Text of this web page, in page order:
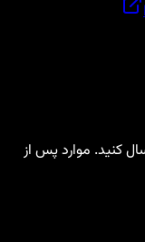
کنید. موارد پس از